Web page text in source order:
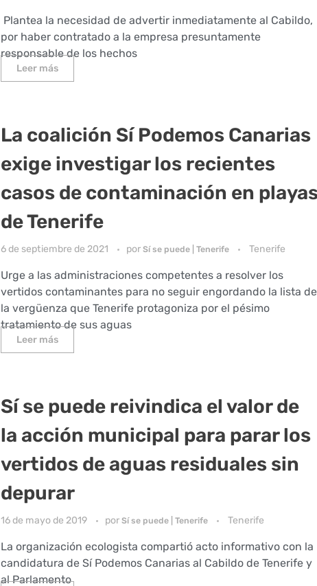
Plantea la necesidad de advertir inmediatamente al Cabildo,
por haber contratado a la empresa presuntamente
responsable de los hechos
Leer más
La coalición Sí Podemos Canarias
exige investigar los recientes
casos de contaminación en
de Tenerife
6 de septiembre de 2021 por Sí se puede | Tenerife Tenerife
Urge a las administraciones competentes a resolver los
vertidos contaminantes para no seguir engordando la lista de
la vergüenza que Tenerife protagoniza por el pésimo
tratamiento de sus aguas
Leer más
Sí se puede reivindica el valor de
la acción municipal para parar los
vertidos de aguas residuales sin
depurar
16 de mayo de 2019 por Sí se puede | Tenerife Tenerife
La organización ecologista compartió acto informativo con la
candidatura de Sí Podemos Canarias al Cabildo de Tenerife y
al Parlamento